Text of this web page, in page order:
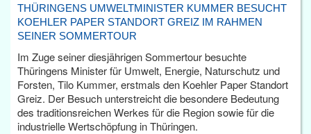
THÜRINGENS UMWELTMINISTER KUMMER BESUCHT
KOEHLER PAPER STANDORT GREIZ IM RAHMEN
SEINER SOMMERTOUR
Im Zuge seiner diesjährigen Sommertour besuchte
Thüringens Minister für Umwelt, Energie, Naturschutz und
Forsten, Tilo Kummer, erstmals den Koehler Paper Standort
Greiz. Der Besuch unterstreicht die besondere Bedeutung
des traditionsreichen Werkes für die Region sowie für die
industrielle Wertschöpfung in Thüringen.